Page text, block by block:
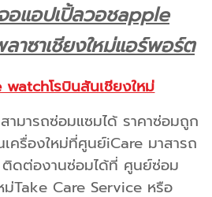
อแอปเปิ้ลวอชapple
าซาเชียงใหม่แอร์พอร์ต
โรบินสันเชียงใหม่
มารถซ่อมแซมได้ ราคาซ่อมถูก
ครื่องใหม่ที่ศูนย์iCare มาสารถ
ดต่องานซ่อมได้ที่ ศูนย์ซ่อม
Take Care Service หรือ